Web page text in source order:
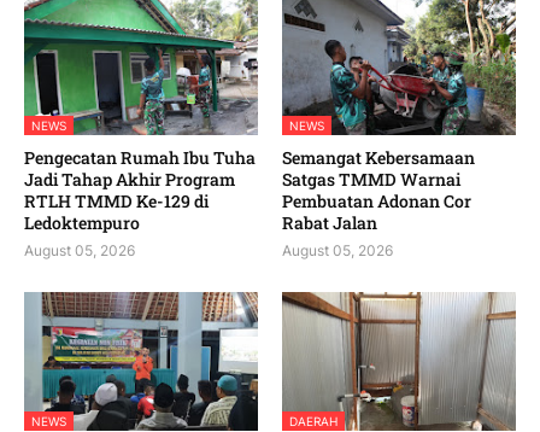
NEWS
Pengecatan Rumah Ibu Tuha
Jadi Tahap Akhir Program
RTLH TMMD Ke-129 di
Ledoktempuro
August 05, 2026
NEWS
Semangat Kebersamaan
Satgas TMMD Warnai
Pembuatan Adonan Cor
Rabat Jalan
August 05, 2026
NEWS DAERAH